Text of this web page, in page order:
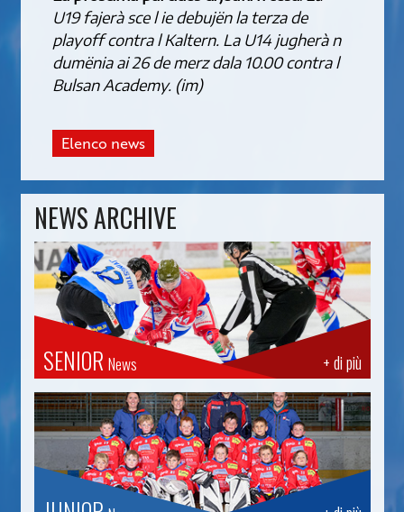
U19 fajerà sce l ie debujën la terza de
playoff contra l Kaltern. La U14 jugherà n
dumënia ai 26 de merz dala 10.00 contra l
Bulsan Academy. (im)
Elenco news
NEWS ARCHIVE
+ di più
SENIOR News